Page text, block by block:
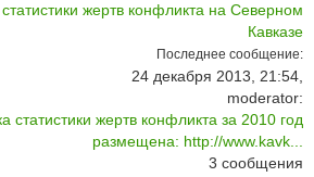
жертв конфликта на Северном
Кавказе
Последнее сообщение:
24 декабря 2013, 21:54,
moderator:
статистики жертв конфликта за 2010 год
размещена: http://www.kavk...
3 сообщения